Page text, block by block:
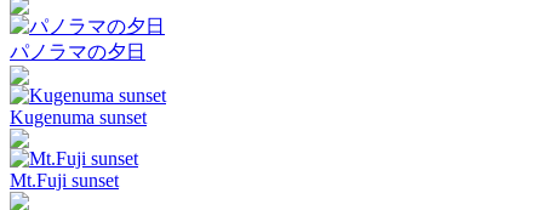
パノラマの夕日
Kugenuma sunset
Mt.Fuji sunset